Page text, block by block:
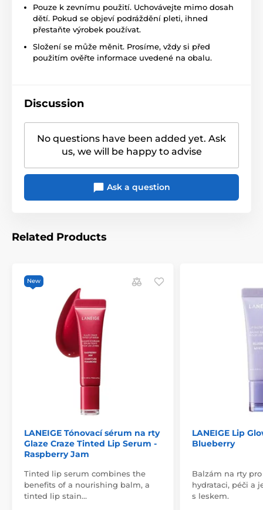
Pouze k zevnímu použití. Uchovávejte mimo dosah
dětí. Pokud se objeví podráždění pleti, ihned
přestaňte výrobek používat.
Složení se může měnit. Prosíme, vždy si před
použitím ověřte informace uvedené na obalu.
Discussion
No questions have been added yet. Ask
us, we will be happy to advise
Ask a question
Related Products
New
LANEIGE Tónovací sérum na rty
Glaze Craze Tinted Lip Serum -
Raspberry Jam
Tinted lip serum combines the
benefits of a nourishing balm, a
tinted lip stain…
LANEIGE Lip
Blueberry
Balzám na rty
hydrataci, péči a
s leskem.